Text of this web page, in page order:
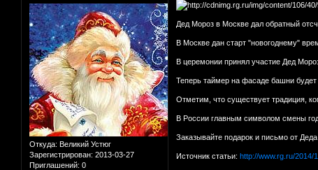
Откуда: Великий Устюг
Зарегистрирован: 2013-03-27
Приглашений: 0
Дед Мороз в Москве дал обратный
В Москве дан старт "новогоднему"
В церемонии принял участие Дед
Теперь таймер на фасаде башни будет
Отметим, что существует традиция,
В России главным символом смены
Заказывайте подарок и письмо от
Источник статьи:http://www.rg.ru/2014/